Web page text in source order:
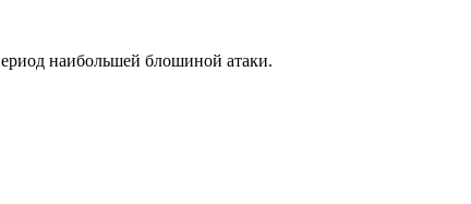
наибольшей блошиной атаки.